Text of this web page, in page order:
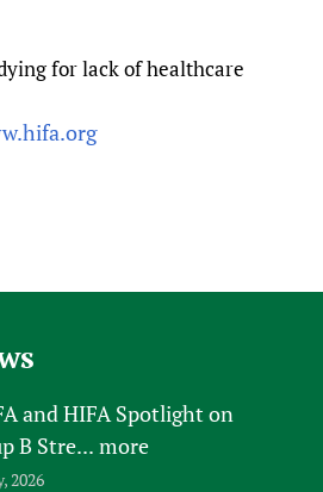
for lack of healthcare
and HIFA Spotlight on
B Stre... more
2026